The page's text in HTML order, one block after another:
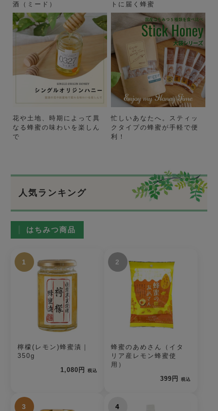
酒（ミード）
トに届く蜂蜜
花や土地、時期によって異
なる蜂蜜の味わいを楽しん
で
忙しいあなたへ。スティッ
クタイプの蜂蜜が手軽で便
利！
人気ランキング
はちみつ商品
1
檸檬(レモン)蜂蜜漬｜
350g
1,080円
税込
2
蜂蜜のあめさん（イタ
リア産レモン蜂蜜使
用）
399円
税込
3 4